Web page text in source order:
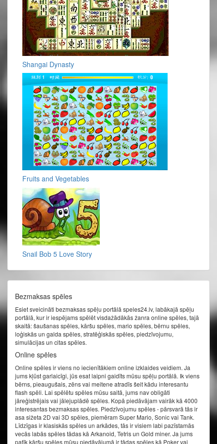
Shangai Dynasty
Fruits and Vegetables
Snail Bob 5 Love Story
Bezmaksas spēles
Esiet sveicināti bezmaksas spēļu portālā speles24.lv, labākajā spēļu
portālā, kur ir iespējams spēlēt visdažādākās žanra online spēles, tajā
skaitā: šaušanas spēles, kāršu spēles, mario spēles, bērnu spēles,
loģiskās un galda spēles, stratēģiskās spēles, piedzīvojumu,
simulācijas un citas spēles.
Online spēles
Online spēles ir viens no iecienītākiem online izklaides veidiem. Ja
jums kļūst garlaicīgi, jūs esat laipni gaidīts mūsu spēļu portālā. Ik viens
bērns, pieaugušais, zēns vai meitene atradīs šeit kādu interesantu
flash spēli. Lai spēlētu spēles mūsu saitā, jums nav obligāti
jāreģistrējais vai jālejuplādē spēles. Kopā piedāvājam vairāk kā 4000
interesantas bezmaksas spēles. Piedzīvojumu spēles - pārsvarā tās ir
asa sižeta 2D vai 3D spēles, piemēram Super Mario, Sonic vai Tank.
Līdzīgas ir klasiskās spēles un arkādes, tās ir visiem labi pazīstamās
vecās labās spēles tādas kā Arkanoid, Tetris un Gold miner. Ja jums
patīk kāršu spēles mūsu piedāvājumā ir tādas spēles kā Poker vai